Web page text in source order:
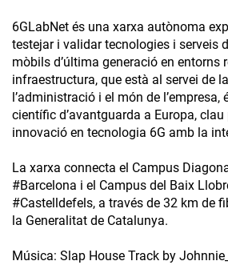
6GLabNet és una xarxa autònoma
testejar i validar tecnologies i serveis
mòbils d’última generació en entorns
infraestructura, que està al servei de
l’administració i el món de l’empresa,
científic d’avantguarda a Europa, clau
innovació en tecnologia 6G amb la
La xarxa connecta el Campus
#Barcelona i el Campus del Baix
#Castelldefels, a través de 32 km de
la Generalitat de Catalunya.
Música: Slap House Track by